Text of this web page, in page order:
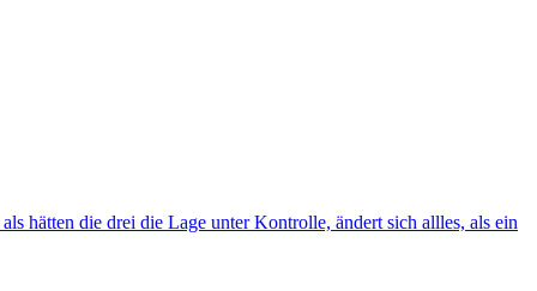
hätten die drei die Lage unter Kontrolle, ändert sich allles, als ein